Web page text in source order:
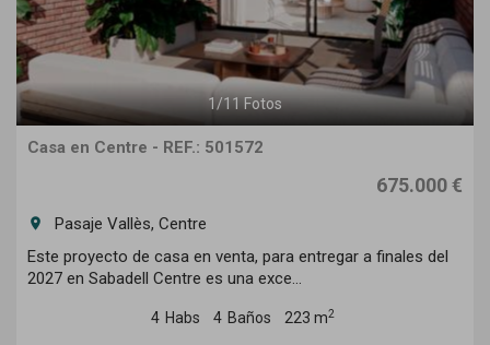
1/11Fotos
Casa en Centre - REF.: 501572
675.000 €
room
Pasaje Vallès, Centre
Este proyecto de casa en venta, para entregar a finales del
2027 en Sabadell Centre es una exce...
4 Habs 4 Baños 223 m2